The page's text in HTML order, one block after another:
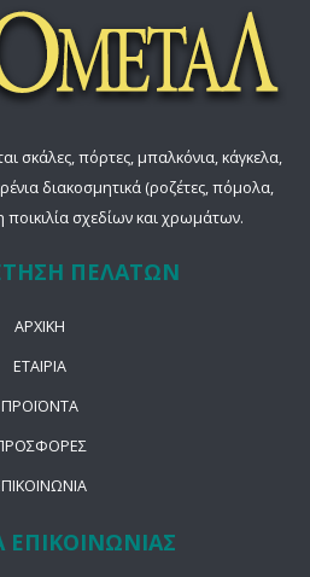
σκάλες, πόρτες, μπαλκόνια, κάγκελα,
διακοσμητικά (ροζέτες, πόμολα,
ποικιλία σχεδίων και χρωμάτων.
ΠΕΛΑΤΩΝ
ΑΡΧΙΚΗ
ΕΤΑΙΡΙΑ
ΠΡΟΪΟΝΤΑ
ΕΠΙΚΟΙΝΩΝΙΑΣ